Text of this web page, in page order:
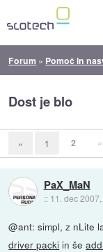
Forum » Pomoč in
Dost je blo
« 1 2 »
PaX_MaN
:: 11. dec
@ant: simpl, z nLite
driver packi in še